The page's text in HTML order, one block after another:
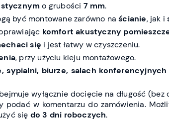
o grubości 7 mm.
być montowane zarówno naścianie, jak i
komfort akustyczny
się i jest łatwy w czyszczeniu.
, przy użyciu kleju montażowego.
sypialni, biurze, salach
wyłącznie docięcie na długość (bez
podać w komentarzu do zamówienia.
się do 3 dni roboczych.